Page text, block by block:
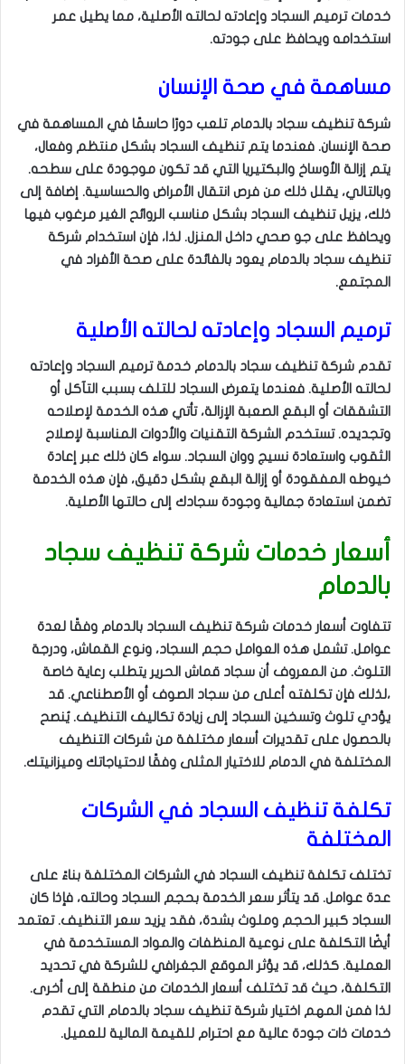
خدمات ترميم السجاد وإعادته لحالته الأصلية، مما يطيل عمر
استخدامه ويحافظ على جودته.
مساهمة في صحة الإنسان
شركة تنظيف سجاد بالدمام تلعب دورًا حاسمًا في المساهمة في
صحة الإنسان. فعندما يتم تنظيف السجاد بشكل منتظم وفعال،
يتم إزالة الأوساخ والبكتيريا التي قد تكون موجودة على سطحه.
وبالتالي، يقلل ذلك من فرص انتقال الأمراض والحساسية. إضافة إلى
ذلك، يزيل تنظيف السجاد بشكل مناسب الروائح الغير مرغوب فيها
ويحافظ على جو صحي داخل المنزل. لذا، فإن استخدام شركة
تنظيف سجاد بالدمام يعود بالفائدة على صحة الأفراد في
المجتمع.
ترميم السجاد وإعادته لحالته الأصلية
تقدم شركة تنظيف سجاد بالدمام خدمة ترميم السجاد وإعادته
لحالته الأصلية. فعندما يتعرض السجاد للتلف بسبب التآكل أو
التشققات أو البقع الصعبة الإزالة، تأتي هذه الخدمة لإصلاحه
وتجديده. تستخدم الشركة التقنيات والأدوات المناسبة لإصلاح
الثقوب واستعادة نسيج ووان السجاد. سواء كان ذلك عبر إعادة
خيوطه المفقودة أو إزالة البقع بشكل دقيق، فإن هذه الخدمة
تضمن استعادة جمالية وجودة سجادك إلى حالتها الأصلية.
أسعار خدمات شركة تنظيف سجاد
بالدمام
تتفاوت أسعار خدمات شركة تنظيف السجاد بالدمام وفقًا لعدة
عوامل. تشمل هذه العوامل حجم السجاد، ونوع القماش، ودرجة
التلوث. من المعروف أن سجاد قماش الحرير يتطلب رعاية خاصة
،لذلك فإن تكلفته أعلى من سجاد الصوف أو الأصطناعي. قد
يؤدي تلوث وتسخين السجاد إلى زيادة تكاليف التنظيف. يُنصح
بالحصول على تقديرات أسعار مختلفة من شركات التنظيف
المختلفة في الدمام للاختيار المثلى وفقًا لاحتياجاتك وميزانيتك.
تكلفة تنظيف السجاد في الشركات
المختلفة
تختلف تكلفة تنظيف السجاد في الشركات المختلفة بناءً على
عدة عوامل. قد يتأثر سعر الخدمة بحجم السجاد وحالته، فإذا كان
السجاد كبير الحجم وملوث بشدة، فقد يزيد سعر التنظيف. تعتمد
أيضًا التكلفة على نوعية المنظفات والمواد المستخدمة في
العملية. كذلك، قد يؤثر الموقع الجغرافي للشركة في تحديد
التكلفة، حيث قد تختلف أسعار الخدمات من منطقة إلى أخرى.
لذا فمن المهم اختيار شركة تنظيف سجاد بالدمام التي تقدم
خدمات ذات جودة عالية مع احترام للقيمة المالية للعميل.